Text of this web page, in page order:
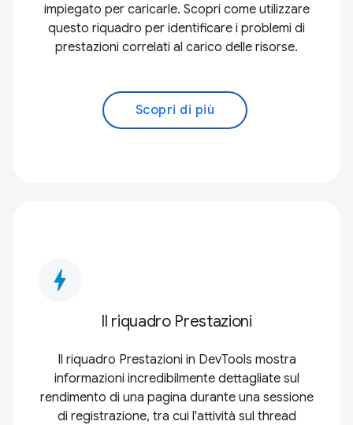
impiegato per caricarle. Scopri come utilizzare
questo riquadro per identificare i problemi di
prestazioni correlati al carico delle risorse.
Scopri di più
bolt
Il riquadro Prestazioni
Il riquadro Prestazioni in DevTools mostra
informazioni incredibilmente dettagliate sul
rendimento di una pagina durante una sessione
di registrazione, tra cui l'attività sul thread